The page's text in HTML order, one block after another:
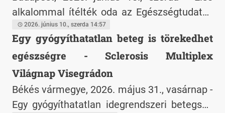
alkalommal ítélték oda az Egészségtudatos
Iskola címet és a címmel járó pénzjutalmat
azoknak az oktatási intézményeknek,
amelyek kiemelt figyelmet fordítanak
tanulóik testi és lelki egészségének a
támogatására.
2026. június 10., szerda 14:57
Egy gyógyíthatatlan beteg is törekedhet
egészségre - Sclerosis Multiplex
Világnap Visegrádon
Békés vármegye, 2026. május 31., vasárnap -
Egy gyógyíthatatlan idegrendszeri betegség